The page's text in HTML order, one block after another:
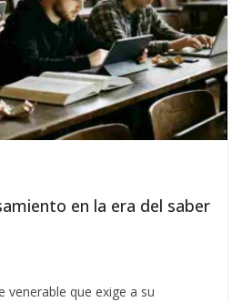
en la era del saber
venerable que exige a su